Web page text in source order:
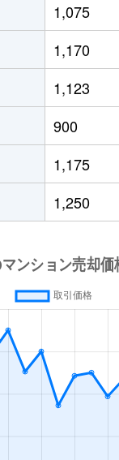
1,075
1,170
1,123
900
1,175
1,250